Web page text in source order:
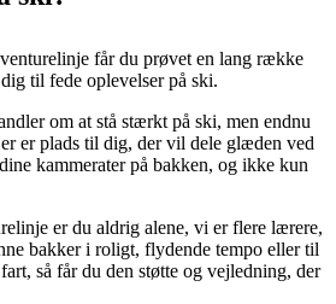
får du prøvet en lang række
til fede oplevelser på ski.
om at stå stærkt på ski, men endnu
er plads til dig, der vil dele glæden ved
kammerater på bakken, og ikke kun
er du aldrig alene, vi er flere lærere,
bakker i roligt, flydende tempo eller til
så får du den støtte og vejledning, der